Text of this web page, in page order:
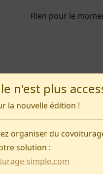
n'est plus
la nouvelle édition !
organiser du
solution :
simple.com
Rien pour le